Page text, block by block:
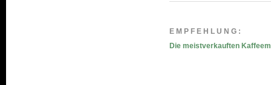
EMPFEHLUNG:
Die meistverkauften